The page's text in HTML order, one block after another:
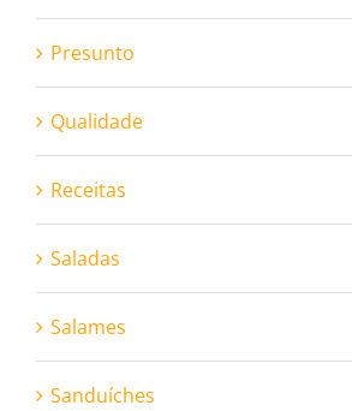
Presunto
Qualidade
Receitas
Saladas
Salames
Sanduíches